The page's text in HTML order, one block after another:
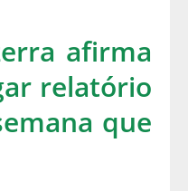
afirma
relatório
que